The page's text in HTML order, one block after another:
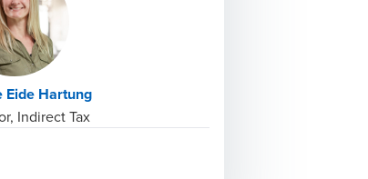
Eide Hartung
Indirect Tax